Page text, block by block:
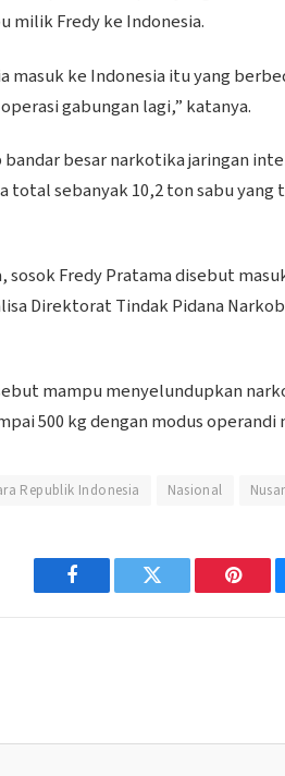
milik Fredy ke Indonesia.
masuk ke Indonesia itu yang
gabungan lagi,” katanya.
besar narkotika jaringan
total sebanyak 10,2 ton sabu
sosok Fredy Pratama disebut
Direktorat Tindak Pidana
mampu menyelundupkan
500 kg dengan modus
Republik Indonesia Nasional
Facebook Twitter